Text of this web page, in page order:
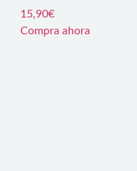
15,90€
Compra ahora